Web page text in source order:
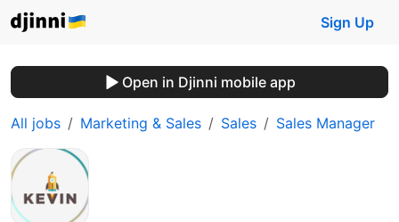
Sign Up
Open in Djinni mobile app
All jobs Marketing & Sales Sales Sales Manager